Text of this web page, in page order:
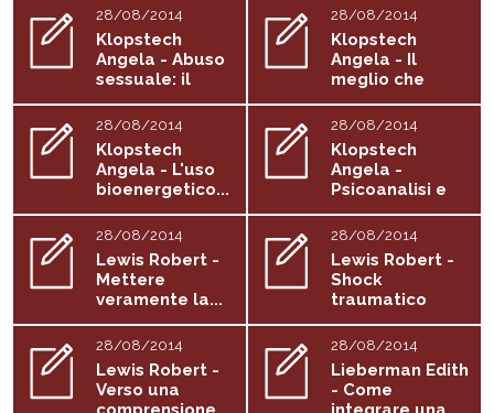
28/08/2014
Klopstech
Angela - Abuso
sessuale: il
corpo ricorda...
28/08/2014
Klopstech
Angela - Il
meglio che
possiamo...
28/08/2014
Klopstech
Angela - L'uso
bioenergetico...
28/08/2014
Klopstech
Angela -
Psicoanalisi e
psicoterapia...
28/08/2014
Lewis Robert -
Mettere
veramente la...
28/08/2014
Lewis Robert -
Shock
traumatico
dell'encefalo
28/08/2014
Lewis Robert -
Verso una
28/08/2014
Lieberman Edith
- Come